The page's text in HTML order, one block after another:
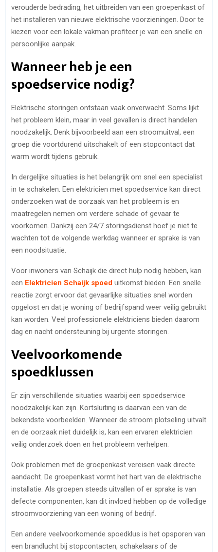
verouderde bedrading, het uitbreiden van een groepenkast of
het installeren van nieuwe elektrische voorzieningen. Door te
kiezen voor een lokale vakman profiteer je van een snelle en
persoonlijke aanpak.
Wanneer heb je een
spoedservice nodig?
Elektrische storingen ontstaan vaak onverwacht. Soms lijkt
het probleem klein, maar in veel gevallen is direct handelen
noodzakelijk. Denk bijvoorbeeld aan een stroomuitval, een
groep die voortdurend uitschakelt of een stopcontact dat
warm wordt tijdens gebruik.
In dergelijke situaties is het belangrijk om snel een specialist
in te schakelen. Een elektricien met spoedservice kan direct
onderzoeken wat de oorzaak van het probleem is en
maatregelen nemen om verdere schade of gevaar te
voorkomen. Dankzij een 24/7 storingsdienst hoef je niet te
wachten tot de volgende werkdag wanneer er sprake is van
een noodsituatie.
Voor inwoners van Schaijk die direct hulp nodig hebben, kan
een Elektricien Schaijk spoed uitkomst bieden. Een snelle
reactie zorgt ervoor dat gevaarlijke situaties snel worden
opgelost en dat je woning of bedrijfspand weer veilig gebruikt
kan worden. Veel professionele elektriciens bieden daarom
dag en nacht ondersteuning bij urgente storingen.
Veelvoorkomende
spoedklussen
Er zijn verschillende situaties waarbij een spoedservice
noodzakelijk kan zijn. Kortsluiting is daarvan een van de
bekendste voorbeelden. Wanneer de stroom plotseling uitvalt
en de oorzaak niet duidelijk is, kan een ervaren elektricien
veilig onderzoek doen en het probleem verhelpen.
Ook problemen met de groepenkast vereisen vaak directe
aandacht. De groepenkast vormt het hart van de elektrische
installatie. Als groepen steeds uitvallen of er sprake is van
defecte componenten, kan dit invloed hebben op de volledige
stroomvoorziening van een woning of bedrijf.
Een andere veelvoorkomende spoedklus is het opsporen van
een brandlucht bij stopcontacten, schakelaars of de